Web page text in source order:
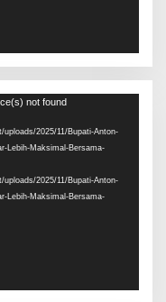
not found
2025/11/Bupati-Anton-
Lebih-Maksimal-Bersama-
2025/11/Bupati-Anton-
Lebih-Maksimal-Bersama-